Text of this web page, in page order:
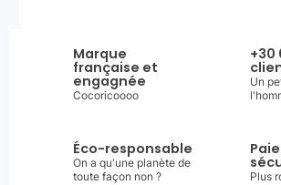
Marque
française et
engagnée
Cocoricoooo
+30
Un
Éco-responsable
On a qu'une planète de
toute façon non ?
Plus